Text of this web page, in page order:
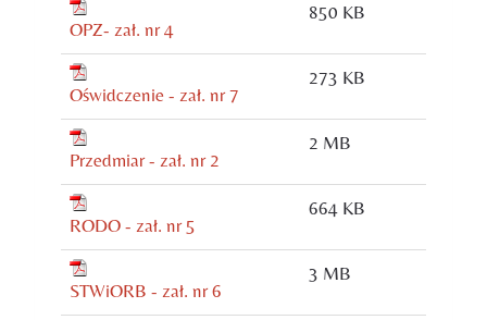
OPZ- zał. nr 4
850 KB
Oświdczenie - zał. nr 7
273 KB
Przedmiar - zał. nr 2
2 MB
RODO - zał. nr 5
664 KB
STWiORB - zał. nr 6
3 MB